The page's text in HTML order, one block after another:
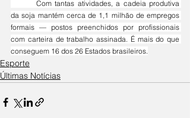
da soja mantém cerca de 1,1 milhão de empregos
formais — postos preenchidos por profissionais
com carteira de trabalho assinada. É mais do que
conseguem 16 dos 26 Estados brasileiros.
Esporte
Últimas Notícias